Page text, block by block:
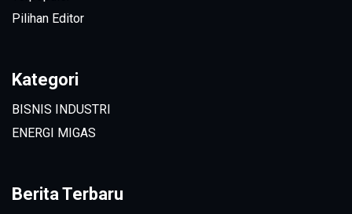
Pilihan Editor
Kategori
BISNIS INDUSTRI
ENERGI MIGAS
Berita Terbaru